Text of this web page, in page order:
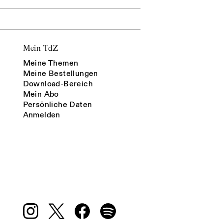
Mein TdZ
Meine Themen
Meine Bestellungen
Download-Bereich
Mein Abo
Persönliche Daten
Anmelden